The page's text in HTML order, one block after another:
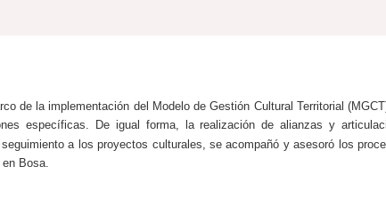
de la implementación del Modelo de Gestión Cultural Territorial
específicas. De igual forma, la realización de alianzas y
a los proyectos culturales, se acompañó y asesoró los
Bosa.